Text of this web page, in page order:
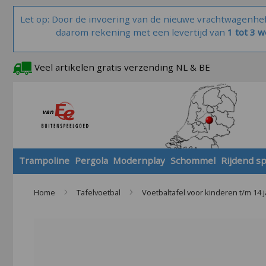
Let op: Door de invoering van de nieuwe
daarom rekening met een levertijd van 1 tot 3
Veel artikelen gratis verzending NL & BE
Trampoline Pergola Modernplay Schommel Rijdend
Home Tafelvoetbal Voetbaltafel voor kinderen t/m 14